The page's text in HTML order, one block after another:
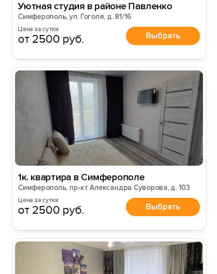
Уютная студия в районе Павленко
Симферополь, ул. Гоголя, д. 81/16
Цена за сутки
от 2500 руб. Выбрать
1к. квартира в Симферополе
Симферополь, пр-кт Александра Суворова, д. 103
Цена за сутки
от 2500 руб. Выбрать
Вход на сайт
Войти или Зарегистрироваться